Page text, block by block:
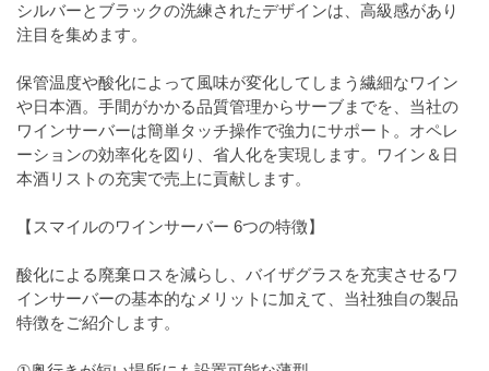
シルバーとブラックの洗練されたデザインは、高級感があり
注目を集めます。
保管温度や酸化によって風味が変化してしまう繊細なワイン
や日本酒。手間がかかる品質管理からサーブまでを、当社の
ワインサーバーは簡単タッチ操作で強力にサポート。オペレ
ーションの効率化を図り、省人化を実現します。ワイン＆日
本酒リストの充実で売上に貢献します。
【スマイルのワインサーバー 6つの特徴】
酸化による廃棄ロスを減らし、バイザグラスを充実させるワ
インサーバーの基本的なメリットに加えて、当社独自の製品
特徴をご紹介します。